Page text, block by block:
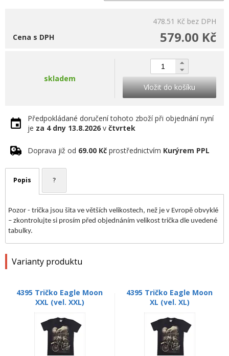
478.51 Kč bez DPH
579.00 Kč
Cena s DPH
skladem
Vložit do košíku
Předpokládané doručení tohoto zboží při objednání nyní
je za 4 dny 13.8.2026 v čtvrtek
Doprava již od 69.00 Kč prostřednictvím Kurýrem PPL
Popis ?
Pozor - trička jsou šita ve větších velikostech, než je v Evropě obvyklé
– zkontrolujte si prosím před objednáním velikost trička dle uvedené
tabulky.
Varianty produktu
4395 Tričko Eagle Moon
XXL (vel. XXL)
4395 Tričko Eagle Moon
XL (vel. XL)